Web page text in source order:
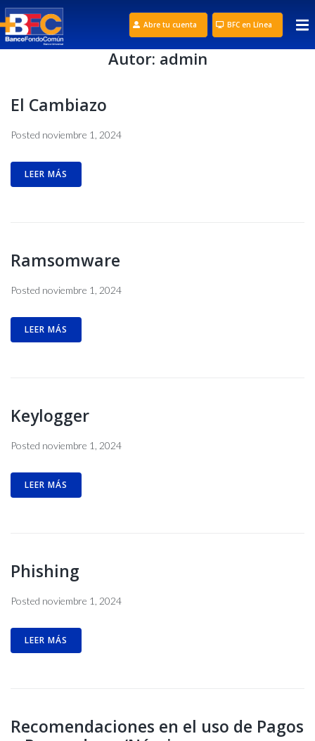
Abre tu cuenta BFC en Línea
Autor: admin
El Cambiazo
Posted noviembre 1, 2024
LEER MÁS
Ramsomware
Posted noviembre 1, 2024
LEER MÁS
Keylogger
Posted noviembre 1, 2024
LEER MÁS
Phishing
Posted noviembre 1, 2024
LEER MÁS
Recomendaciones en el uso de Pagos